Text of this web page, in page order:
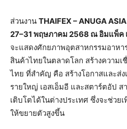
ส่วนงาน THAIFEX – ANUGA
27–31 พฤษภาคม 2568 ณ อิมแพ็ค
จะแสดงศักยภาพอุตสาหกรรมอาหา
สินค้าไทยในตลาดโลก สร้างความ
ไทย ที่สำคัญ คือ สร้างโอกาสและส่
รายใหญ่ เอสเอ็มอี และสตาร์ตอัป
เติบโตได้ในต่างประเทศ ซึ่งจะช่วย
ให้ขยายตัวสูงขึ้น